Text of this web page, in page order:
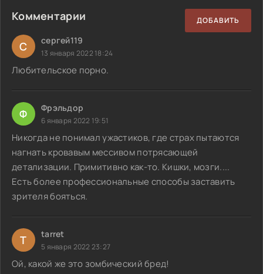
Комментарии ДОБАВИТЬ
С сергей119
13 января 2022 18:24
Любительское порно.
Ф Фрэльдор
6 января 2022 19:51
Никогда не понимал ужастиков, где страх пытаются
нагнать кровавым мессивом потрясающей
детализации. Примитивно как-то. Кишки, мозги....
Есть более профессиональные способы заставить
зрителя бояться.
T tarret
5 января 2022 23:27
Ой, какой же это зомбический бред!